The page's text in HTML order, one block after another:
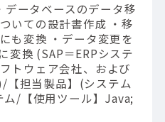
データベースのデータ移
いての設計書作成 ・移
も変換 ・データ変更を
変換 (SAP＝ERPシステ
トウェア会社、および
【担当製品】(システム
/【使用ツール】Java;